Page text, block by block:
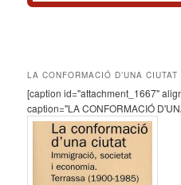
LA CONFORMACIÓ D’UNA CIUTAT
[caption id="attachment_1667"
caption="LA CONFORMACIÓ